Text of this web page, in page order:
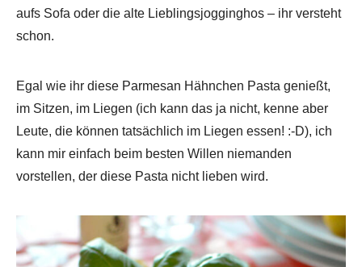
aufs Sofa oder die alte Lieblingsjogginghos – ihr versteht
schon.
Egal wie ihr diese Parmesan Hähnchen Pasta genießt,
im Sitzen, im Liegen (ich kann das ja nicht, kenne aber
Leute, die können tatsächlich im Liegen essen! :-D), ich
kann mir einfach beim besten Willen niemanden
vorstellen, der diese Pasta nicht lieben wird.